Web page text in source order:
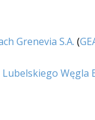
Grenevia S.A. (
Węgla